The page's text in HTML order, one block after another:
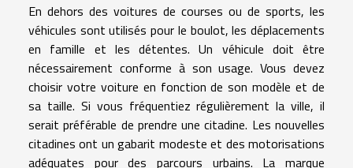
En dehors des voitures de courses ou de sports, les
véhicules sont utilisés pour le boulot, les déplacements
en famille et les détentes. Un véhicule doit être
nécessairement conforme à son usage. Vous devez
choisir votre voiture en fonction de son modèle et de
sa taille. Si vous fréquentiez régulièrement la ville, il
serait préférable de prendre une citadine. Les nouvelles
citadines ont un gabarit modeste et des motorisations
adéquates pour des parcours urbains. La marque